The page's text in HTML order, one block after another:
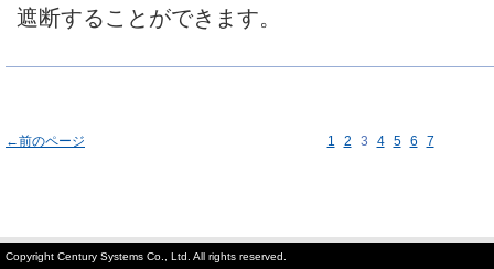
遮断することができます。
←前のページ 1 2 3 4 5 6 7
Copyright Century Systems Co., Ltd. All rights reserved.